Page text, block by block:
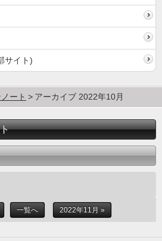
サイト)
ート アーカイブ 2022年10月
一覧へ 2022年11月 »